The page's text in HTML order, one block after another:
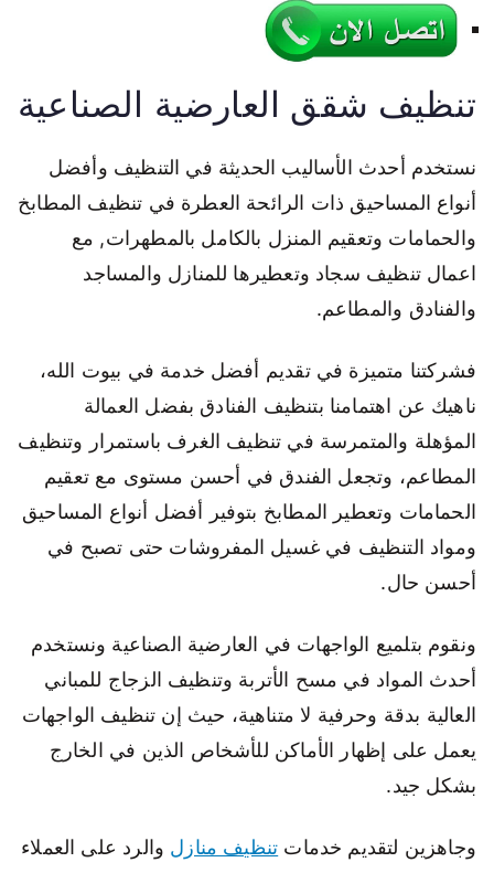
تنظيف شقق العارضية الصناعية
نستخدم أحدث الأساليب الحديثة في التنظيف وأفضل
أنواع المساحيق ذات الرائحة العطرة في تنظيف المطابخ
والحمامات وتعقيم المنزل بالكامل بالمطهرات, مع
اعمال تنظيف سجاد وتعطيرها للمنازل والمساجد
والفنادق والمطاعم.
فشركتنا متميزة في تقديم أفضل خدمة في بيوت الله،
ناهيك عن اهتمامنا بتنظيف الفنادق بفضل العمالة
المؤهلة والمتمرسة في تنظيف الغرف باستمرار وتنظيف
المطاعم، وتجعل الفندق في أحسن مستوى مع تعقيم
الحمامات وتعطير المطابخ بتوفير أفضل أنواع المساحيق
ومواد التنظيف في غسيل المفروشات حتى تصبح في
أحسن حال.
ونقوم بتلميع الواجهات في العارضية الصناعية ونستخدم
أحدث المواد في مسح الأتربة وتنظيف الزجاج للمباني
العالية بدقة وحرفية لا متناهية، حيث إن تنظيف الواجهات
يعمل على إظهار الأماكن للأشخاص الذين في الخارج
بشكل جيد.
وجاهزين لتقديم خدمات تنظيف منازل والرد على العملاء